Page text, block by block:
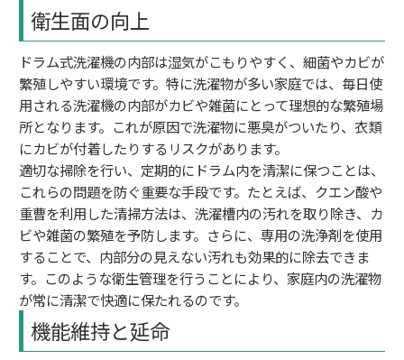
衛生面の向上
ドラム式洗濯機の内部は湿気がこもりやすく、細菌やカビが
繁殖しやすい環境です。特に洗濯物が多い家庭では、毎日使
用される洗濯機の内部がカビや雑菌にとって理想的な繁殖場
所となります。これが原因で洗濯物に悪臭がついたり、衣類
にカビが付着したりするリスクがあります。
適切な掃除を行い、定期的にドラム内を清潔に保つことは、
これらの問題を防ぐ重要な手段です。たとえば、クエン酸や
重曹を利用した清掃方法は、洗濯槽内の汚れを取り除き、カ
ビや雑菌の繁殖を予防します。さらに、専用の洗浄剤を使用
することで、内部分の見えない汚れも効果的に除去できま
す。このような衛生管理を行うことにより、家庭内の洗濯物
が常に清潔で快適に保たれるのです。
機能維持と延命